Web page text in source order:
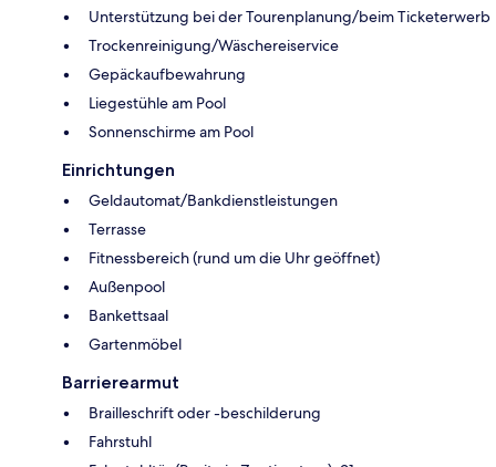
Unterstützung bei der Tourenplanung/beim Ticketerwerb
Trockenreinigung/Wäschereiservice
Gepäckaufbewahrung
Liegestühle am Pool
Sonnenschirme am Pool
Einrichtungen
Geldautomat/Bankdienstleistungen
Terrasse
Fitnessbereich (rund um die Uhr geöffnet)
Außenpool
Bankettsaal
Gartenmöbel
Barrierearmut
Brailleschrift oder -beschilderung
Fahrstuhl